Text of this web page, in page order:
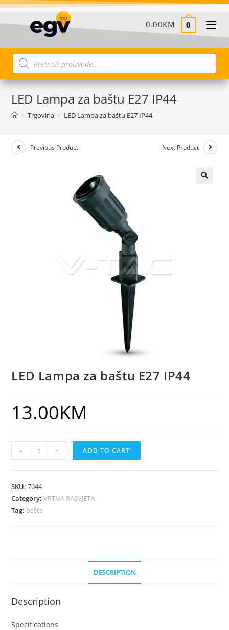
0.00KM 0
LED Lampa za baštu E27 IP44
> Trgovina > LED Lampa za baštu E27 IP44
Previous Product Next Product
LED Lampa za baštu E27 IP44
13.00KM
- + ADD TO CART
SKU:7044
Category:VRTNA RASVJETA
Tag: bašta
DESCRIPTION
Description
Specifications